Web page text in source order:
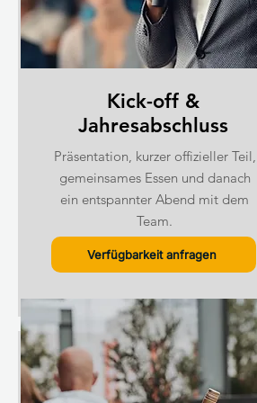
Kick-off &
Jahresabschluss
Präsentation, kurzer offizieller Teil,
gemeinsames Essen und danach
ein entspannter Abend mit dem
Team.
Verfügbarkeit anfragen